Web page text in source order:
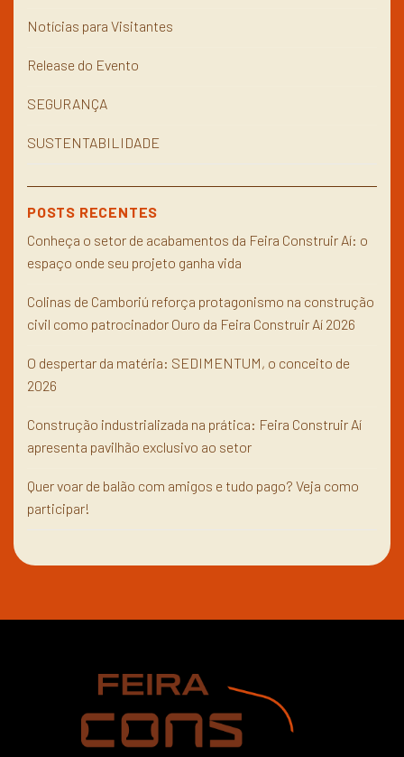
Notícias para Visitantes
Release do Evento
SEGURANÇA
SUSTENTABILIDADE
POSTS RECENTES
Conheça o setor de acabamentos da Feira Construir Aí: o
espaço onde seu projeto ganha vida
Colinas de Camboriú reforça protagonismo na construção
civil como patrocinador Ouro da Feira Construir Aí 2026
O despertar da matéria: SEDIMENTUM, o conceito de
2026
Construção industrializada na prática: Feira Construir Aí
apresenta pavilhão exclusivo ao setor
Quer voar de balão com amigos e tudo pago? Veja como
participar!